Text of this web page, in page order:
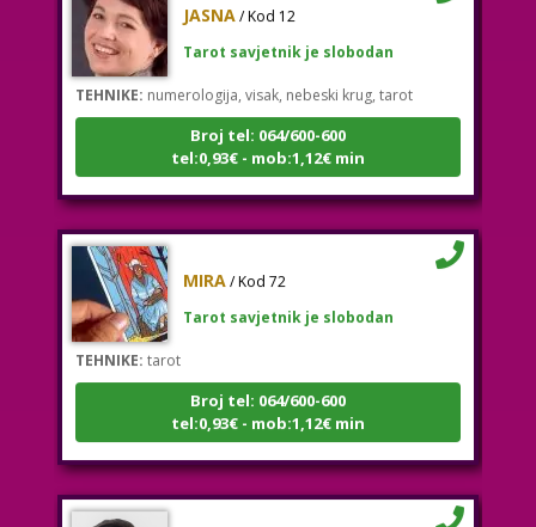
Tarot savjetnik je slobodan
TEHNIKE:numerologija, visak, nebeski krug, tarot
Broj tel: 064/600-600
tel:0,93€ - mob:1,12€ min
Tarot savjetnik je slobodan
TEHNIKE:tarot
tel:0,93€ - mob:1,12€ min